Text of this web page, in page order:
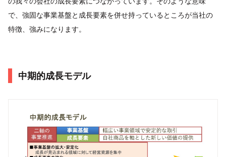
で、強固な事業基盤と成長要素を併せ持っているところが当社の
特徴、強みになります。
中期的成長モデル